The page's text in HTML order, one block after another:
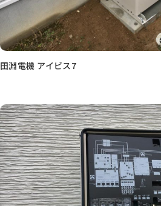
田淵電機 アイビス7